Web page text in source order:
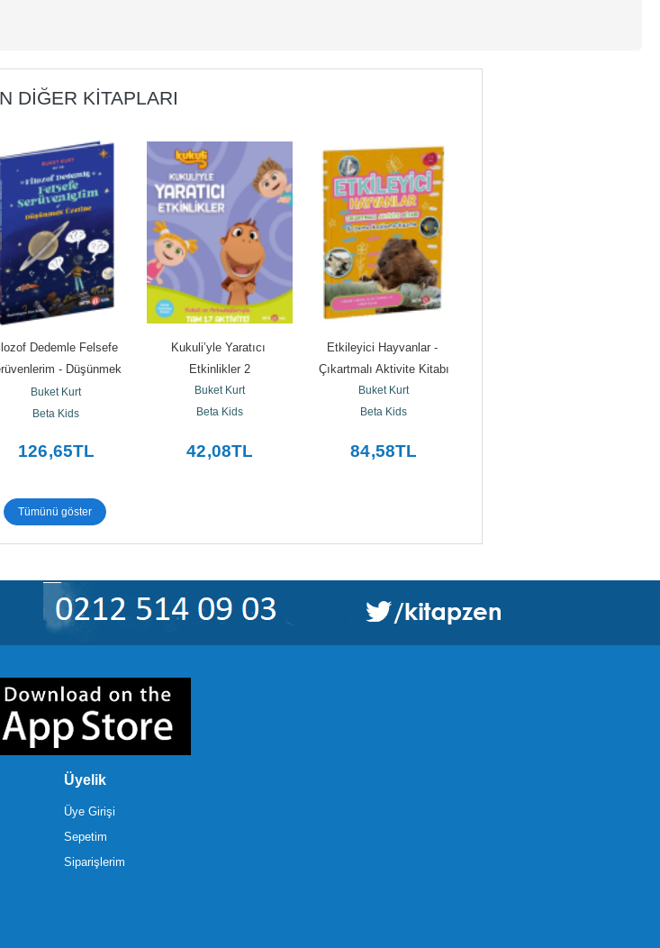
DIĞER KITAPLARI
Dedemle Felsefe
- Düşünmek
Üzerine
Buket Kurt
Beta Kids
126,65TL
Kukuli’yle Yaratıcı
Etkinlikler 2
Buket Kurt
Beta Kids
42,08TL
Etkileyici Hayvanlar -
Çıkartmalı Aktivite Kitabı
Buket Kurt
Beta Kids
84,58TL
Tümünü göster
Üyelik
Üye Girişi
Sepetim
Siparişlerim